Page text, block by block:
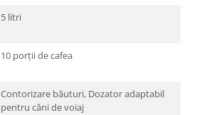
5 litri
10 porții de cafea
Contorizare băuturi, Dozator adaptabil
pentru căni de voiaj